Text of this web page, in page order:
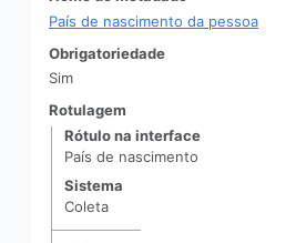
País de nascimento da pessoa
Obrigatoriedade
Sim
Rotulagem
Rótulo na interface
País de nascimento
Sistema
Coleta